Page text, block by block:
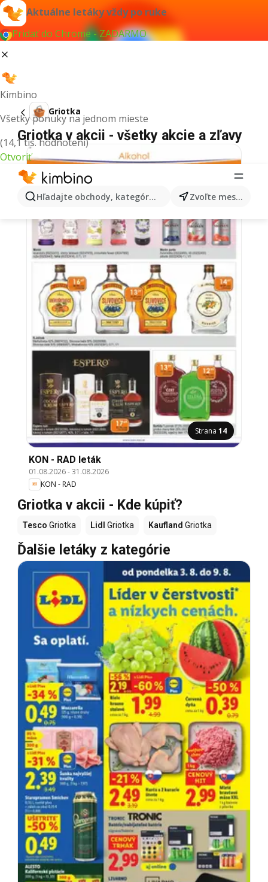
Aktuálne letáky vždy po ruke
Pridať do Chrome - ZADARMO
Kimbino
Všetky ponuky na jednom mieste
(14,1 tis. hodnotení)
Otvoriť
Hľadajte obchody, kategórie, produkty... Zvoľte mesto
Griotka
Griotka v akcii - všetky akcie a zľavy
Strana 14
KON - RAD leták
01.08.2026-31.08.2026
KON - RAD
Griotka v akcii - Kde kúpiť?
Tesco Griotka Lidl Griotka Kaufland Griotka
Ďalšie letáky z kategórie